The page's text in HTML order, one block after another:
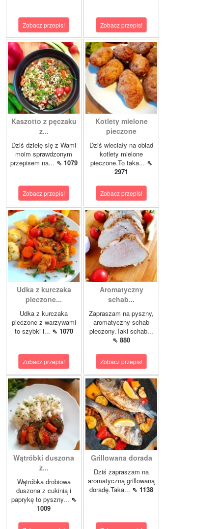
Zobacz przepis! Zobacz przepis!
Kaszotto z pęczaku
z...
Dziś dzielę się z Wami
moim sprawdzonym
przepisem na... ⇖ 1079
Zobacz przepis!
Kotlety mielone
pieczone
Dziś wleciały na obiad
kotlety mielone
pieczone.To taka... ⇖
2971
Zobacz przepis!
Udka z kurczaka
pieczone...
Udka z kurczaka
pieczone z warzywami
to szybki i... ⇖ 1070
Zobacz przepis!
Aromatyczny
schab...
Zapraszam na pyszny,
aromatyczny schab
pieczony.Taki schab...
⇖ 880
Zobacz przepis!
Wątróbki duszona
z...
Wątróbka drobiowa
duszona z cukinią i
paprykę to pyszny... ⇖
1009
Grillowana dorada
Dziś zapraszam na
aromatyczną grillowaną
doradę.Taka... ⇖ 1138